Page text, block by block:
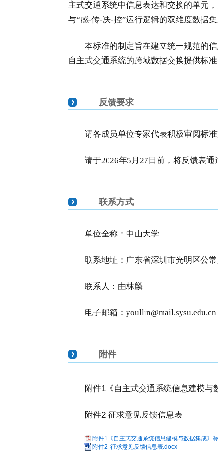
主式交通系统中信息表达和交换的单元
与“感-传-决-控”运行逻辑的双维度数据
本标准的制定旨在建立统一规范的
自主式交通系统的跨域数据交换提供标
反馈要求
请各成员单位专家代表积极审阅标
请于2026年5月27日前，将反馈表
联系方式
单位全称：中山大学
联系地址：广东省深圳市光明区公
联系人：由林麟
电子邮箱：youllin@mail.sysu.edu.cn
附件
附件1《自主式交通系统信息建模与
附件2 征求意见反馈信息表
附件1《自主式交通系统信息建模与数据集成》
附件2 征求意见反馈信息表.docx